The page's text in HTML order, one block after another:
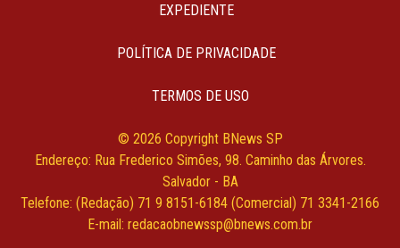
EXPEDIENTE
POLÍTICA DE PRIVACIDADE
TERMOS DE USO
© 2026 Copyright BNews SP
Endereço: Rua Frederico Simões, 98. Caminho das Árvores.
Salvador - BA
Telefone: (Redação) 71 9 8151-6184 (Comercial) 71 3341-2166
E-mail: redacaobnewssp@bnews.com.br